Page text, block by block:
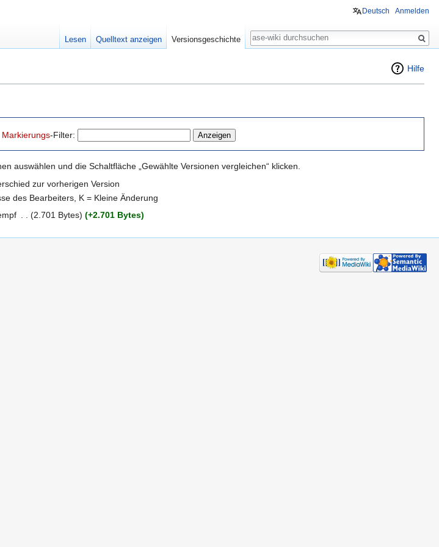
Hilfe
Markierungs-Filter:
auswählen und die Schaltfläche „Gewählte Versionen vergleichen“ klicken.
zur vorherigen Version
des Bearbeiters, K = Kleine Änderung
(2.701 Bytes) (+2.701 Bytes)
Deutsch Anmelden
Lesen Quelltext anzeigen Versionsgeschichte
Suche